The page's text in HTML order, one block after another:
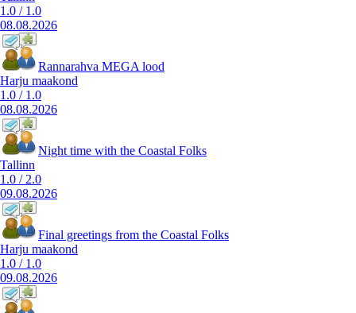
1.0 / 1.0
08.08.2026
Rannarahva MEGA lood
Harju maakond
1.0 / 1.0
08.08.2026
Night time with the Coastal Folks
Tallinn
1.0 / 2.0
09.08.2026
Final greetings from the Coastal Folks
Harju maakond
1.0 / 1.0
09.08.2026